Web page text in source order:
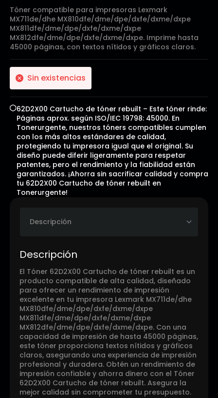
Tóner compatible para impresoras Lexmark
MX711de/dhe MX810dfe/dme/dpe/dxfe/dxme/dxpe
MX811dfe/dme/dpe/dxfe/dxme/dxpe
MX812dfe/dme/dpe/dxfe/dxme/dxpe. Imprime hasta
45000 páginas, con textos nítidos y gráficos claros.
Sin existencias
62D2X00 Cartucho de tóner rebuilt – Este tóner rinde:
Páginas aprox. según ISO/IEC 19798: 45000. En
Tonerurgente, nuestros tóners compatibles cumplen
con los más altos estándares de calidad,
protegiendo tu impresora igual que el original. Su
diseño puede diferir ligeramente para respetar
patentes, pero el rendimiento y la fiabilidad están
garantizados. ¡Ahorra sin sacrificar calidad y compra
tu 62D2X00 Cartucho de tóner rebuilt en
Tonerurgente!
Descripción
El Tóner 62D2X00 Cartucho de tóner rebuilt es un
producto compatible de alta calidad, diseñado
para ofrecer un rendimiento de impresión
excelente en tu impresora Lexmark MX711de/dhe
MX810dfe/dme/dpe/dxfe/dxme/dxpe
MX811dfe/dme/dpe/dxfe/dxme/dxpe
MX812dfe/dme/dpe/dxfe/dxme/dxpe. Con una
capacidad de impresión de hasta 45000 páginas,
este tóner proporciona textos nítidos y gráficos
claros, asegurando una experiencia de impresión
profesional y duradera. Obtén un rendimiento de
impresión confiable y ahorra dinero con el Tóner
62D2X00 Cartucho de tóner rebuilt. Asegura la
mejor calidad sin comprometer tu presupuesto.